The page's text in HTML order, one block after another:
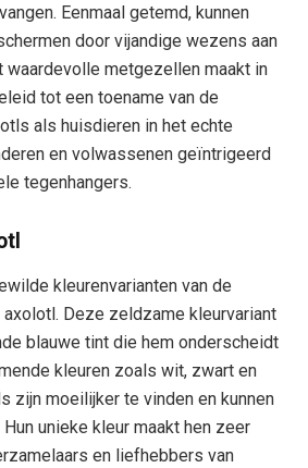
Eenmaal getemd, kunnen
door vijandige wezens aan
waardevolle metgezellen maakt in
tot een toename van de
als huisdieren in het echte
en volwassenen geïntrigeerd
tegenhangers.
kleurenvarianten van de
Deze zeldzame kleurvariant
blauwe tint die hem onderscheidt
kleuren zoals wit, zwart en
zijn moeilijker te vinden en kunnen
unieke kleur maakt hen zeer
en liefhebbers van